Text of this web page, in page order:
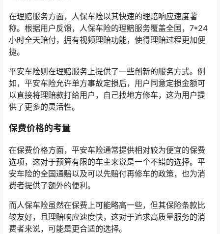
在理赔服务方面，人保车险以其快速的理赔响应速度著
称。根据用户反馈，人保车险的理赔服务覆盖全国，7*24
小时全天赔付，拥有视频理赔功能，使得理赔过程更加便
捷。
平安车险则在理赔服务上提供了一些创新的服务方式。例
如，平安车险允许单方事故定损后，用户同意定损金额可
以直接将理赔款打给用户，自己找地方修车，这为用户提
供了更多的灵活性。
保费价格的考量
在保费价格方面，平安车险通常提供相对较为便宜的保费
选项，这对于预算有限的车主来说是一个不错的选择。平
安车险的全国通赔以及可以先赔付再修车的政策，也为消
费者提供了额外的便利。
而人保车险虽然在保费上可能略高一些，但其保险条款比
较友好，且理赔响应速度快，这对于追求高质量服务的消
费者来说，可能是更合适的选择。